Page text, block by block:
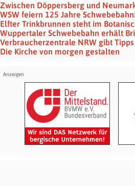
Zwischen Döppersberg und
WSW feiern 125 Jahre
Elfter Trinkbrunnen steht im
Wuppertaler Schwebebahn erhält
Verbraucherzentrale NRW gibt
Die Kirche von morgen gestalten